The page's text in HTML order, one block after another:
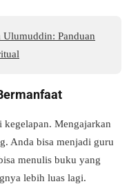
Panduan
Mengajarkan
Anda bisa menjadi guru
menulis buku yang
lebih luas lagi.